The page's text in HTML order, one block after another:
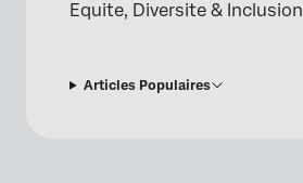
Equite, Diversite & Inclusion
Articles Populaires